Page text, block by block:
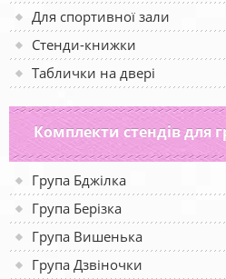
Для спортивної зали
Стенди-книжки
Таблички на двері
Комплекти стендів для
Група Бджілка
Група Берізка
Група Вишенька
Група Дзвіночки